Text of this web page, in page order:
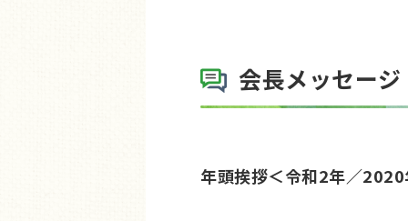
会長メッセージ
年頭挨拶＜令和2年／